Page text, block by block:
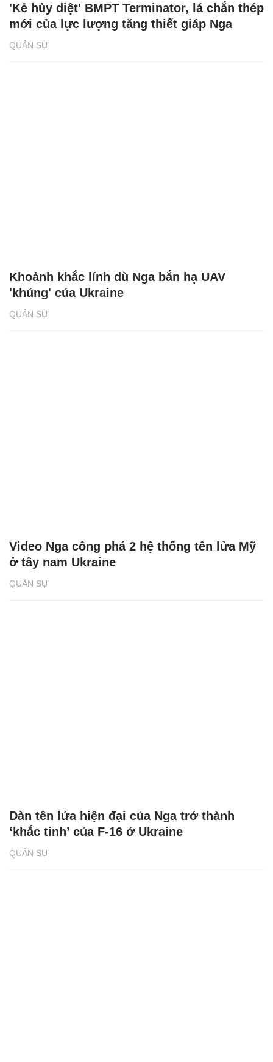
QUÂN SỰ
'Kẻ hủy diệt' BMPT Terminator, lá chắn thép
mới của lực lượng tăng thiết giáp Nga
QUÂN SỰ
Khoảnh khắc lính dù Nga bắn hạ UAV
'khủng' của Ukraine
QUÂN SỰ
Video Nga công phá 2 hệ thống tên lửa Mỹ
ở tây nam Ukraine
QUÂN SỰ
Dàn tên lửa hiện đại của Nga trở thành
‘khắc tinh’ của F-16 ở Ukraine